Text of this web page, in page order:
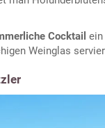
Cocktail
Weinglas